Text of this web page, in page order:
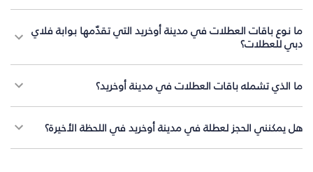
ما نوع باقات العطلات في مدينة أوخريد التي تقدّمها بوابة فلاي
دبي للعطلات؟
ما الذي تشمله باقات العطلات في مدينة أوخريد؟
هل يمكنني الحجز لعطلة في مدينة أوخريد في اللحظة الأخيرة؟